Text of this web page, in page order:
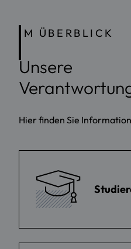
IM ÜBERBLICK
Unsere
Hier finden Sie